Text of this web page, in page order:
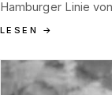
Hamburger Linie
ein Werk macht.
LESEN →